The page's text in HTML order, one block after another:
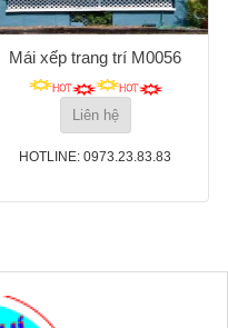
Mái xếp trang trí M0056
Liên hệ
HOTLINE: 0973.23.83.83